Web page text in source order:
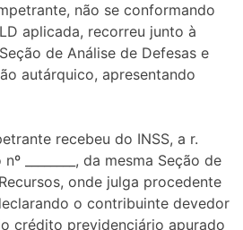
não se conformando
aplicada, recorreu junto à
de Análise de Defesas e
autárquico, apresentando
recebeu do INSS, a r.
________, da mesma Seção de
onde julga procedente
o contribuinte devedor
crédito previdenciário apurado